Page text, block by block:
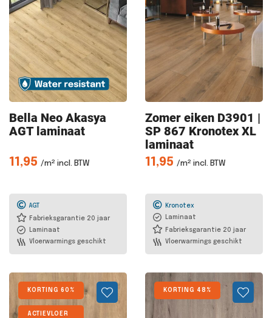
Bella Neo Akasya
AGT laminaat
11,95 /m² incl. BTW
AGT
Fabrieksgarantie 20 jaar
Laminaat
Vloerwarmings geschikt
Zomer eiken D3901 |
SP 867 Kronotex XL
laminaat
11,95 /m² incl. BTW
Kronotex
Laminaat
Fabrieksgarantie 20 jaar
Vloerwarmings geschikt
KORTING 60%
ACTIEVLOER
KORTING 48%